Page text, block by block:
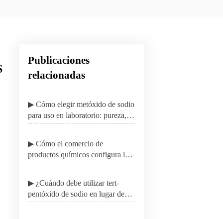
Publicaciones
relacionadas
▶ Cómo elegir metóxido de sodio
para uso en laboratorio: pureza,
envasado y seguridad
▶ Cómo el comercio de
productos químicos configura los
precios, los plazos de entrega y
global
▶ ¿Cuándo debe utilizar tert-
pentóxido de sodio en lugar de
otros alcóxidos?